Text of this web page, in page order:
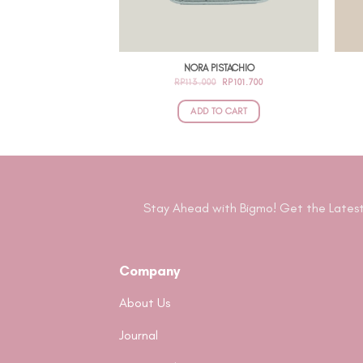
NORA PISTACHIO
RP113.000
ORIGINAL
WAS:
RP113.000.
RP101.700CURRENT
ADD TO CART
Stay Ahead with Bigmo! Get the
Company
About Us
Journal